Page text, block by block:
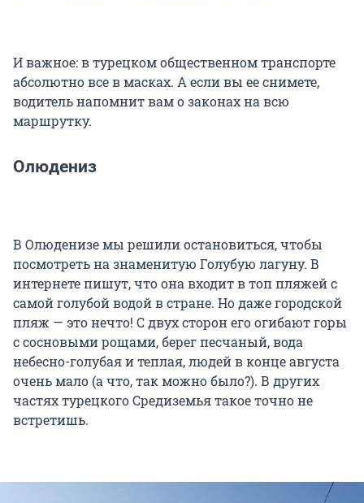
И важное: в турецком общественном транспорте
абсолютно все в масках. А если вы ее снимете,
водитель напомнит вам о законах на всю
маршрутку.
Олюдениз
В Олюденизе мы решили остановиться, чтобы
посмотреть на знаменитую Голубую лагуну. В
интернете пишут, что она входит в топ пляжей с
самой голубой водой в стране. Но даже городской
пляж — это нечто! С двух сторон его огибают горы
с сосновыми рощами, берег песчаный, вода
небесно-голубая и теплая, людей в конце августа
очень мало (а что, так можно было?). В других
частях турецкого Средиземья такое точно не
встретишь.